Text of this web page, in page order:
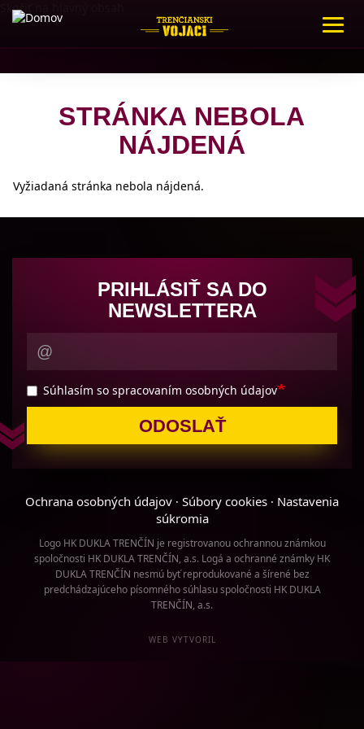
Skočiť na hlavný obsah
STRÁNKA NEBOLA
NÁJDENÁ
Vyžiadaná stránka nebola nájdená.
PRIHLÁSIŤ SA DO
NEWSLETTERA
Súhlasím so spracovaním osobných údajov
ODOSLAŤ
Ochrana osobných údajov · Súbory cookies · Nastavenia
súkromia
Logo HK DUKLA TRENČÍN je registrovanou ochrannou známkou
spoločnosti HK DUKLA TRENČÍN, a.s. Logá a ochranné známky HK
DUKLA TRENČÍN nesmú byť reprodukované a šírené bez
predchádzajúceho písomného súhlasu spoločnosti HK DUKLA
TRENČÍN, a.s.
WEB VYTVORIL